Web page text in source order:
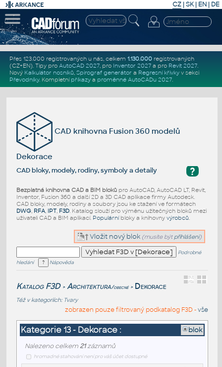
CZ | SK| EN | DE
Přes 123.000 registrovaných u nás, celkem 1.130.000registrovaných
(CZ+EN). Tipy pro AutoCAD 2027, pro Inventor 2027a pro Revit 2027.
Nový Kalkulátor nosníků, Spirograf generátor a Regresní křivkyv sekci
Převodníky. Kompletní příkazya proměnné AutoCADu 2027.
CAD knihovna Fusion 360 modelů
Dekorace
?
CAD bloky, modely, rodiny, symboly a detaily
Bezplatná knihovna CAD a BIM blokůpro AutoCAD, AutoCAD LT, Revit,
Inventor, Fusion 360 a další 2D a 3D CAD aplikace firmy Autodesk.
CAD bloky, modely, rodiny a soubory jsou ke stažení ve formátech
DWG, RFA, IPT, F3D. Katalog slouží pro výměnu užitečných bloků mezi
uživateli CAD a BIM aplikací. Populárníbloky a knihovny výrobců.
Vložit nový blok (musíte být přihlášeni)
Podrobné
hledání
Nápověda
Katalog F3D > Architektura/obecné > Dekorace
Též v kategoriích: Tvary
zobrazen pouze filtrovaný podkatalog F3D -vše
Kategorie 13 - Dekorace : blok
Nalezeno celkem 21záznamů
hromadné stahování není pro váš účet dostupné